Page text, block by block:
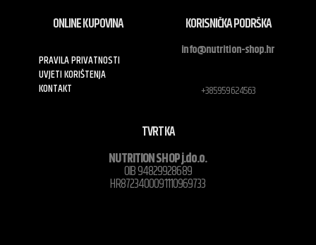
ONLINE KUPOVINA
PRAVILA PRIVATNOSTI
UVJETI KORIŠTENJA
KONTAKT
KORISNIČKA PODRŠKA
info@nutrition-shop.hr
+385959624563
TVRTKA
NUTRITION SHOP j.do.o.
OIB 94829928689
HR8723400091110969733